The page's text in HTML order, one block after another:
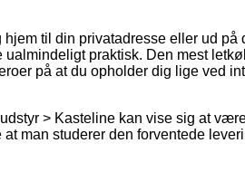
til din privatadresse eller ud på
praktisk. Den mest
på at du opholder dig lige ved
> Kasteline kan vise sig at
man studerer den forventede